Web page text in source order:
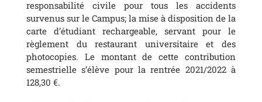
responsabilité civile pour tous les accidents
survenus sur le Campus; la mise à disposition de la
carte d’étudiant rechargeable, servant pour le
règlement du restaurant universitaire et des
photocopies. Le montant de cette contribution
semestrielle s’élève pour la rentrée 2021/2022 à
128,30 €.